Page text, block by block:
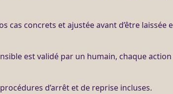
cas concrets et ajustée avant d’être laissée
est validé par un humain, chaque
d’arrêt et de reprise incluses.